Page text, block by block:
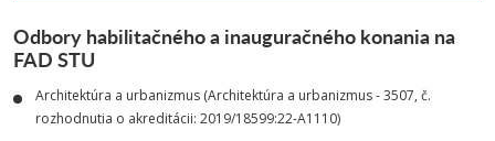
Odbory habilitačného a inauguračného konania na
FAD STU
Architektúra a urbanizmus (Architektúra a urbanizmus - 3507, č.
rozhodnutia o akreditácii: 2019/18599:22-A1110)